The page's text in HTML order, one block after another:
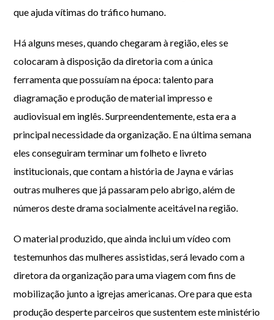
que ajuda vítimas do tráfico humano.
Há alguns meses, quando chegaram à região, eles se
colocaram à disposição da diretoria com a única
ferramenta que possuíam na época: talento para
diagramação e produção de material impresso e
audiovisual em inglês. Surpreendentemente, esta era a
principal necessidade da organização. E na última semana
eles conseguiram terminar um folheto e livreto
institucionais, que contam a história de Jayna e várias
outras mulheres que já passaram pelo abrigo, além de
números deste drama socialmente aceitável na região.
O material produzido, que ainda inclui um vídeo com
testemunhos das mulheres assistidas, será levado com a
diretora da organização para uma viagem com fins de
mobilização junto a igrejas americanas. Ore para que esta
produção desperte parceiros que sustentem este ministério